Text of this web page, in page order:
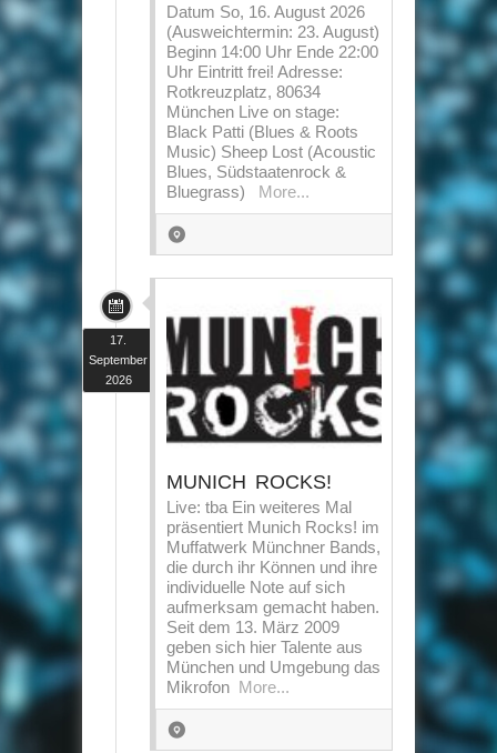
Datum So, 16. August 2026
(Ausweichtermin: 23. August)
Beginn 14:00 Uhr Ende 22:00
Uhr Eintritt frei! Adresse:
Rotkreuzplatz, 80634
München Live on stage:
Black Patti (Blues & Roots
Music) Sheep Lost (Acoustic
Blues, Südstaatenrock &
Bluegrass) More...
17.
September
2026
MUNICH ROCKS!
Live: tba Ein weiteres Mal
präsentiert Munich Rocks! im
Muffatwerk Münchner Bands,
die durch ihr Können und ihre
individuelle Note auf sich
aufmerksam gemacht haben.
Seit dem 13. März 2009
geben sich hier Talente aus
München und Umgebung das
Mikrofon More...